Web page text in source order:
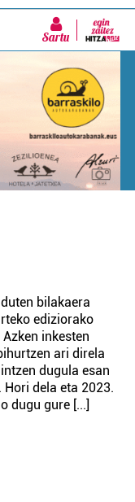
Sartu
bilakaera
ediziorako
inkesten
ari direla
dugula esan
dela eta 2023.
dugu gure [...]